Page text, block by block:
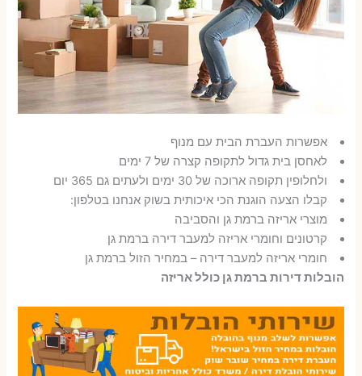
אפשרות העברת הבית עם מנוף
לאחסן בית גדול לתקופה קצרה של 7 ימים
ולחלופין תקופה ארוכה של 30 ימים ולעתים גם 365 יום
קבלו הצעה הוגנת הכי איכותית בשוק אנחנו בטלפון:
מוצרי אריזה ברמת גן והסביבה
קרטונים וחומרי אריזה למעבר דירה ברמת גן
חומרי אריזה למעבר דירה – במחיר הזול ברמת גן
הובלות דירות ברמת גן כולל אריזה